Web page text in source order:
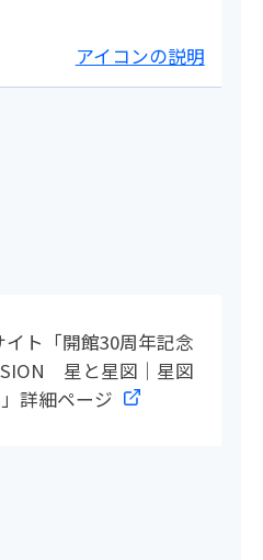
アイコンの説明
ト「開館30周年記念
星と星図｜星図
詳細ページ